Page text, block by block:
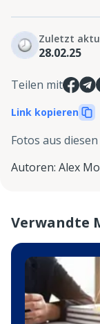
Zuletzt
28.02.25
Teilen mit
Link kopieren
Fotos aus
Autoren: Alex
Verwandte